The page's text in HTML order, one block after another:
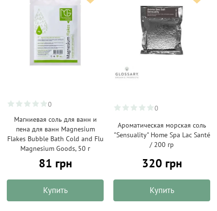
0
Магниевая соль для ванн и
пена для ванн Magnesium
Flakes Bubble Bath Cold and Flu
Magnesium Goods, 50 г
81 грн
Купить
0
Ароматическая морская соль
"Sensuality" Home Spa Lac Santé
/ 200 гр
320 грн
Купить